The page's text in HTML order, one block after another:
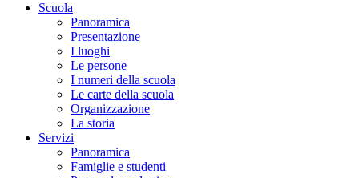
Scuola
Panoramica
Presentazione
I luoghi
Le persone
I numeri della scuola
Le carte della scuola
Organizzazione
La storia
Servizi
Panoramica
Famiglie e studenti